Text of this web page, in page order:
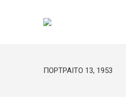
ΠΟΡΤΡΑΙΤΟ 13, 1953